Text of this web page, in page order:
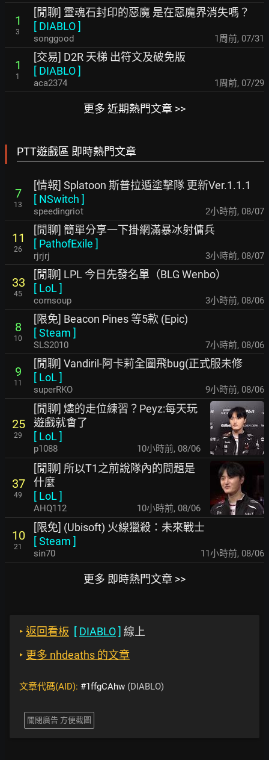
1
3
[閒聊] 靈魂石封印的惡魔 是在惡魔界消失嗎？
[ DIABLO]
songgood 1周前, 07/31
1
1
[交易] D2R 天梯 出符文及破免版
[ DIABLO]
aca2374 1周前, 07/29
更多 近期熱門文章 >>
PTT遊戲區 即時熱門文章
7
13
[情報] Splatoon 斯普拉遁塗擊隊 更新Ver.1.1.1
[ NSwitch ]
speedingriot 2小時前, 08/07
11
26
[閒聊] 簡單分享一下掛網滿暴冰射傭兵
[ PathofExile ]
rjrjrj 3小時前, 08/07
33
45
[閒聊] LPL 今日先發名單（BLG Wenbo）
[ LoL ]
cornsoup 3小時前, 08/06
8
10
[限免] Beacon Pines 等5款 (Epic)
[Steam ]
SLS2010 7小時前, 08/06
9
11
[閒聊] Vandiril-阿卡莉全圖飛bug(正式服未修
[ LoL ]
superRKO 9小時前, 08/06
25
29
[閒聊] 燼的走位練習？Peyz:每天玩
遊戲就會了
[ LoL ]
p1088 10小時前, 08/06
37
49
[閒聊] 所以T1之前說隊內的問題是
什麼
[ LoL ]
AHQ112 10小時前, 08/06
10
21
[限免] (Ubisoft) 火線獵殺：未來戰士
[Steam ]
sin70 11小時前, 08/06
更多 即時熱門文章 >>
‣ 返回看板 [ DIABLO] 線上
‣ 更多 nhdeaths 的文章
文章代碼(AID): #1ffgCAhw (DIABLO)
關閉廣告 方便截圖